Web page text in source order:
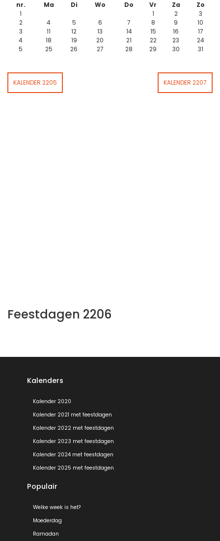
nr. Ma Di Wo Do Vr Za
Zo
1
1 2
3
2
4 5 6 7 8 9
10
3
11 12 13 14 15 16
17
4
18 19 20 21 22 23
24
5
25 26 27 28 29 30 31
KALENDER 2205 KALENDER 2207
Feestdagen 2206
Kalenders
Kalender 2020
Kalender 2021 met feestdagen
Kalender 2022 met feestdagen
Kalender 2023 met feestdagen
Kalender 2024 met feestdagen
Kalender 2025 met feestdagen
Populair
Welke week is het?
Moederdag
Ramadan